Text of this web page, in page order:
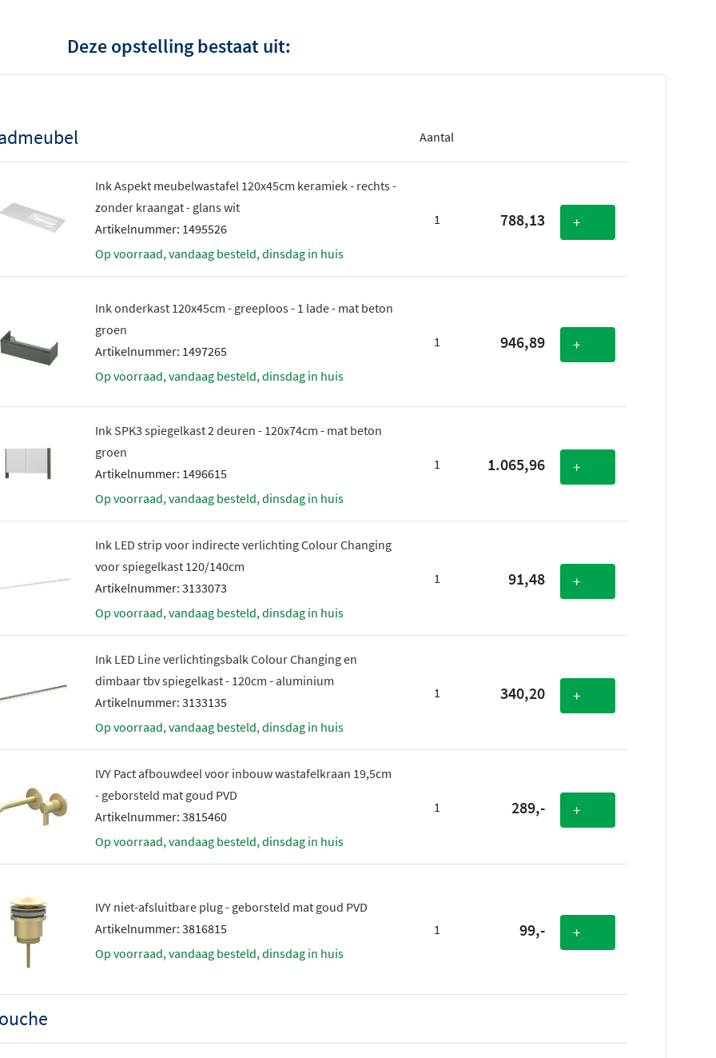
Deze opstelling bestaat uit:
Aantal
Ink Aspekt meubelwastafel 120x45cm keramiek - rechts -
zonder kraangat - glans wit
Artikelnummer: 1495526
Op voorraad, vandaag besteld, dinsdag in huis
1 788,13 +
Ink onderkast 120x45cm - greeploos - 1 lade - mat beton
groen
Artikelnummer: 1497265
Op voorraad, vandaag besteld, dinsdag in huis
1 946,89 +
Ink SPK3 spiegelkast 2 deuren - 120x74cm - mat beton
groen
Artikelnummer: 1496615
Op voorraad, vandaag besteld, dinsdag in huis
1 1.065,96 +
Ink LED strip voor indirecte verlichting Colour Changing
voor spiegelkast 120/140cm
Artikelnummer: 3133073
Op voorraad, vandaag besteld, dinsdag in huis
1 91,48 +
Ink LED Line verlichtingsbalk Colour Changing en
dimbaar tbv spiegelkast - 120cm - aluminium
Artikelnummer: 3133135
Op voorraad, vandaag besteld, dinsdag in huis
1 340,20 +
IVY Pact afbouwdeel voor inbouw wastafelkraan 19,5cm
- geborsteld mat goud PVD
Artikelnummer: 3815460
Op voorraad, vandaag besteld, dinsdag in huis
1 289,- +
IVY niet-afsluitbare plug - geborsteld mat goud PVD
Artikelnummer: 3816815
Op voorraad, vandaag besteld, dinsdag in huis
1 99,- +